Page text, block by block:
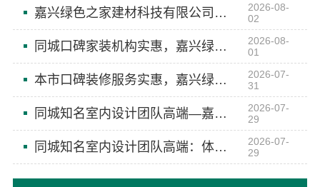
嘉兴绿色之家建材科技有限公司：本地化家庭装修机构翻新
2026-08-
02
同城口碑家装机构实惠，嘉兴绿色之家建材科技透明报价零增项
2026-08-
01
本市口碑装修服务实惠，嘉兴绿色之家建材科技有限公司打造高性价比装修
2026-07-
31
同城知名室内设计团队高端—嘉兴绿色之家建材科技有限公司高端定制设计
2026-07-
29
同城知名室内设计团队高端：体验嘉兴绿色之家建材科技有限公司
2026-07-
29